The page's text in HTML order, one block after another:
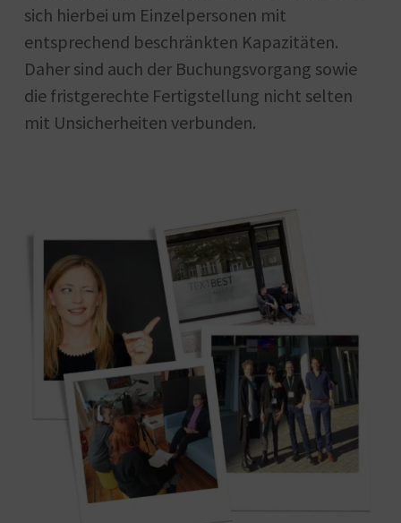
sich hierbei um Einzelpersonen mit
entsprechend beschränkten Kapazitäten.
Daher sind auch der Buchungsvorgang sowie
die fristgerechte Fertigstellung nicht selten
mit Unsicherheiten verbunden.